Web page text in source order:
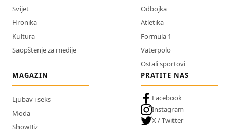
Svijet
Hronika
Kultura
Saopštenje za medije
Odbojka
Atletika
Formula 1
Vaterpolo
Ostali sportovi
MAGAZIN
Ljubav i seks
Moda
ShowBiz
PRATITE NAS
Facebook
Instagram
X / Twitter